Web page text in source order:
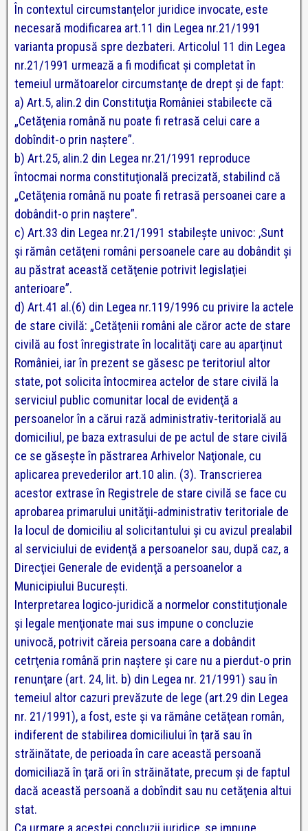
În contextul circumstanţelor juridice invocate, este
necesară modificarea art.11 din Legea nr.21/1991
varianta propusă spre dezbateri. Articolul 11 din Legea
nr.21/1991 urmează a fi modificat şi completat în
temeiul următoarelor circumstanţe de drept şi de fapt:
a) Art.5, alin.2 din Constituţia României stabileєte că
„Cetăţenia română nu poate fi retrasă celui care a
dobîndit-o prin naştere”.
b) Art.25, alin.2 din Legea nr.21/1991 reproduce
întocmai norma constituţională precizată, stabilind că
„Cetăţenia română nu poate fi retrasă persoanei care a
dobândit-o prin naştere”.
c) Art.33 din Legea nr.21/1991 stabileşte univoc: ,Sunt
şi rămân cetăţeni români persoanele care au dobândit şi
au păstrat această cetăţenie potrivit legislaţiei
anterioare”.
d) Art.41 al.(6) din Legea nr.119/1996 cu privire la actele
de stare civilă: „Cetăţenii români ale căror acte de stare
civilă au fost înregistrate în localităţi care au aparţinut
României, iar în prezent se găsesc pe teritoriul altor
state, pot solicita întocmirea actelor de stare civilă la
serviciul public comunitar local de evidenţă a
persoanelor în a cărui rază administrativ-teritorială au
domiciliul, pe baza extrasului de pe actul de stare civilă
ce se găseşte în păstrarea Arhivelor Naţionale, cu
aplicarea prevederilor art.10 alin. (3). Transcrierea
acestor extrase în Registrele de stare civilă se face cu
aprobarea primarului unităţii-administrativ teritoriale de
la locul de domiciliu al solicitantului şi cu avizul prealabil
al serviciului de evidenţă a persoanelor sau, după caz, a
Direcţiei Generale de evidenţă a persoanelor a
Municipiului Bucureşti.
Interpretarea logico-juridică a normelor constituţionale
şi legale menţionate mai sus impune o concluzie
univocă, potrivit căreia persoana care a dobândit
cetгţenia română prin naştere şi care nu a pierdut-o prin
renunţare (art. 24, lit. b) din Legea nr. 21/1991) sau în
temeiul altor cazuri prevăzute de lege (art.29 din Legea
nr. 21/1991), a fost, este şi va rămâne cetăţean român,
indiferent de stabilirea domiciliului în ţară sau în
străinătate, de perioada în care această persoană
domiciliază în ţară ori în străinătate, precum şi de faptul
dacă această persoană a dobîndit sau nu cetăţenia altui
stat.